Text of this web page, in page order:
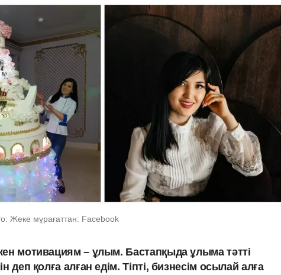
Жеке мұрағаттан: Facebook
мотивациям – ұлым. Бастапқыда ұлыма тәтті
деп қолға алған едім. Тіпті, бизнесім осылай алға